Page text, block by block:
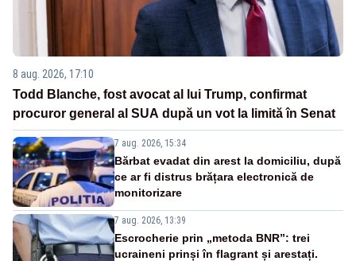
8 aug. 2026, 17:10
Todd Blanche, fost avocat al lui Trump, confirmat
procuror general al SUA după un vot la limită în Senat
7 aug. 2026, 15:34
Bărbat evadat din arest la domiciliu, după
ce ar fi distrus brățara electronică de
monitorizare
7 aug. 2026, 13:39
Escrocherie prin „metoda BNR”: trei
ucraineni prinși în flagrant și arestați.